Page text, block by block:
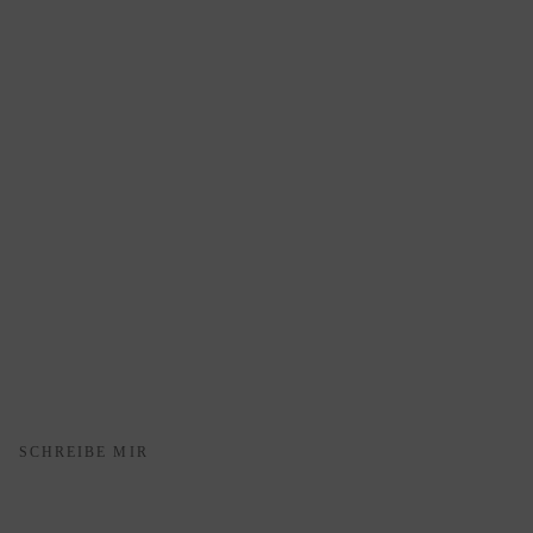
SCHREIBE MIR